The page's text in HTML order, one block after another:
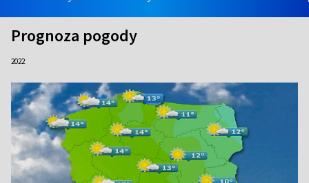
Prognoza pogody
2022